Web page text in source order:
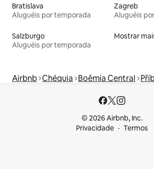
Bratislava
Aluguéis por temporada
Zagreb
Aluguéis
Salzburgo
Aluguéis por temporada
Mostrar
Airbnb Chéquia Boêmia Central
© 2026 Airbnb, Inc.
Privacidade
Termos